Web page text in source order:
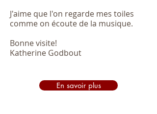
J'aime que l'on regarde mes toiles
comme on écoute de la musique.
Bonne visite!
Katherine Godbout
En savoir plus